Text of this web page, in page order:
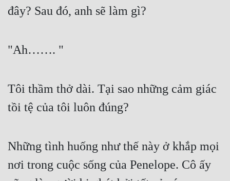
đây? Sau đó, anh sẽ làm gì?
"Ah……. "
Tôi thầm thở dài. Tại sao những cảm giác
tồi tệ của tôi luôn đúng?
Những tình huống như thế này ở khắp mọi
nơi trong cuộc sống của Penelope. Cô ấy